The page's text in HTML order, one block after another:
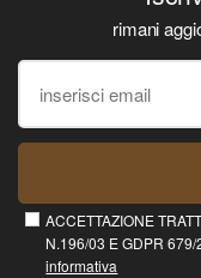
rimani
ACCETTAZIONE
N.196/03 E GDPR
informativa